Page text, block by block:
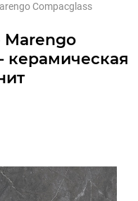
Compacglass
Marengo
керамическая